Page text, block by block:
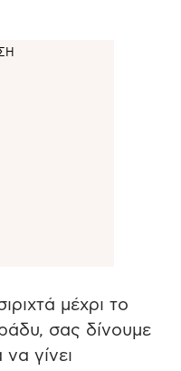
μέχρι το
σας δίνουμε
γίνει